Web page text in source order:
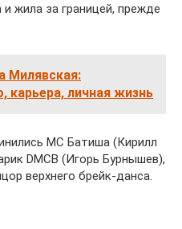
жила за границей, прежде
Милявская:
карьера, личная жизнь
MC Батиша (Кирилл
DMCB (Игорь Бурнышев),
верхнего брейк-данса.